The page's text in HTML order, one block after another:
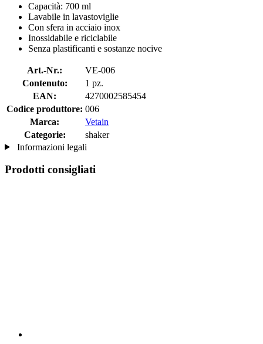
Capacità: 700 ml
Lavabile in lavastoviglie
Con sfera in acciaio inox
Inossidabile e riciclabile
Senza plastificanti e sostanze nocive
Art.-Nr.:
VE-006
Contenuto:
1 pz.
EAN:
4270002585454
Codice produttore: 006
Marca:
Vetain
Categorie:
shaker
Informazioni legali
Prodotti consigliati